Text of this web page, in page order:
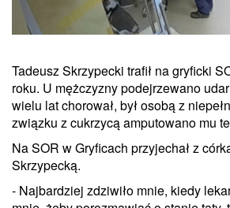
Tadeusz Skrzypecki trafił na gryficki
roku. U mężczyzny podejrzewano
wielu lat chorował, był osobą z
związku z cukrzycą amputowano mu
Na SOR w Gryficach przyjechał z
Skrzypecką.
- Najbardziej zdziwiło mnie, kiedy